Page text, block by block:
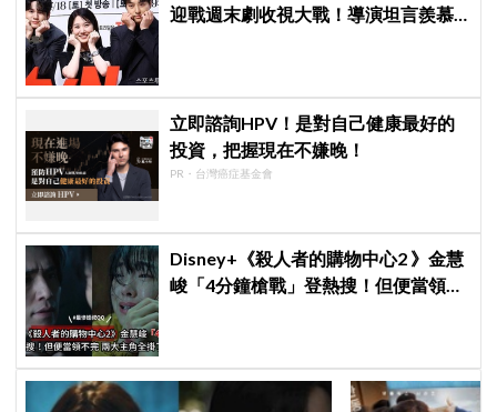
迎戰週末劇收視大戰！導演坦言羨慕
立即諮詢HPV！是對自己健康最好的
投資，把握現在不嫌晚！
PR・台灣癌症基金會
Disney+《殺人者的購物中心2 》金慧
峻「4分鐘槍戰」登熱搜！但便當領不